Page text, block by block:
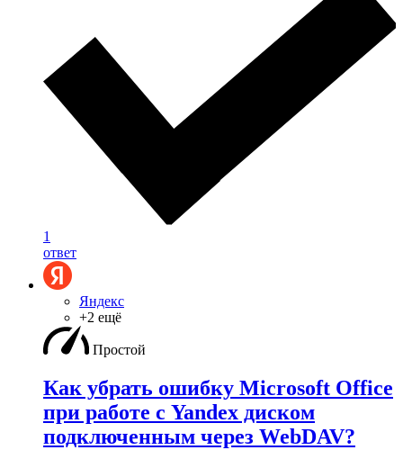
1
ответ
Яндекс
+2 ещё
Простой
Как убрать ошибку Microsoft Office
при работе с Yandex диском
подключенным через WebDAV?